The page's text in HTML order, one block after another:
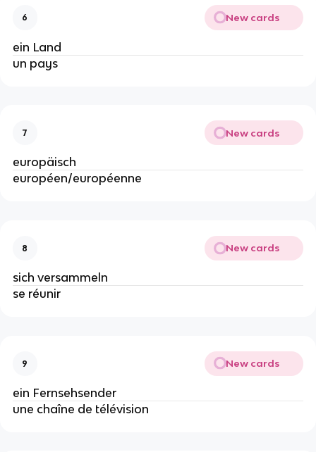
6 New cards
ein Land
un pays
7 New cards
europäisch
européen/européenne
8 New cards
sich versammeln
se réunir
9 New cards
ein Fernsehsender
une chaîne de télévision